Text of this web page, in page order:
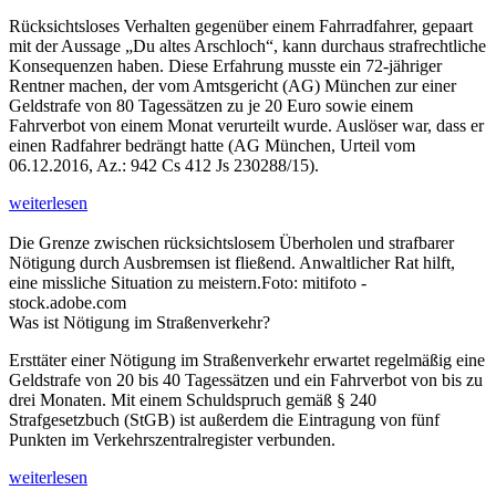
Rücksichtsloses Verhalten gegenüber einem Fahrradfahrer, gepaart
mit der Aussage „Du altes Arschloch“, kann durchaus strafrechtliche
Konsequenzen haben. Diese Erfahrung musste ein 72-jähriger
Rentner machen, der vom Amtsgericht (AG) München zur einer
Geldstrafe von 80 Tagessätzen zu je 20 Euro sowie einem
Fahrverbot von einem Monat verurteilt wurde. Auslöser war, dass er
einen Radfahrer bedrängt hatte (AG München, Urteil vom
06.12.2016, Az.: 942 Cs 412 Js 230288/15).
weiterlesen
Die Grenze zwischen rücksichtslosem Überholen und strafbarer
Nötigung durch Ausbremsen ist fließend. Anwaltlicher Rat hilft,
eine missliche Situation zu meistern.Foto: mitifoto -
stock.adobe.com
Was ist Nötigung im Straßenverkehr?
Ersttäter einer Nötigung im Straßenverkehr erwartet regelmäßig eine
Geldstrafe von 20 bis 40 Tagessätzen und ein Fahrverbot von bis zu
drei Monaten. Mit einem Schuldspruch gemäß § 240
Strafgesetzbuch (StGB) ist außerdem die Eintragung von fünf
Punkten im Verkehrszentralregister verbunden.
weiterlesen